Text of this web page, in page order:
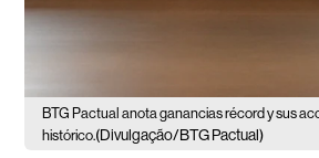
BTG Pactual anota ganancias récord y sus
histórico.(Divulgação/BTG Pactual)